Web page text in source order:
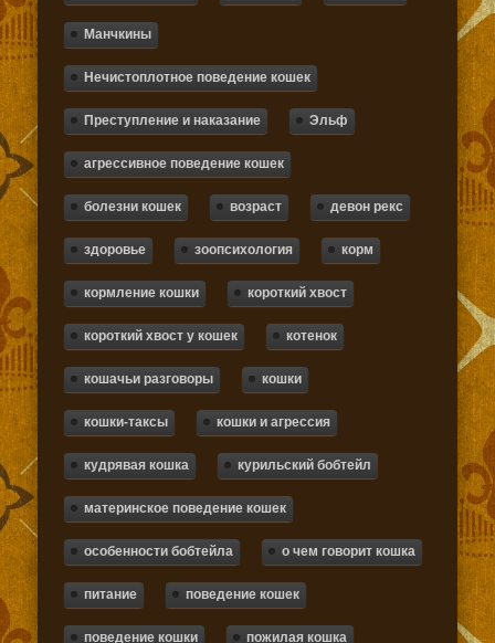
Манчкины
Нечистоплотное поведение кошек
Преступление и наказание Эльф
агрессивное поведение кошек
болезни кошек возраст девон рекс
здоровье зоопсихология корм
кормление кошки короткий хвост
короткий хвост у кошек котенок
кошачьи разговоры кошки
кошки-таксы кошки и агрессия
кудрявая кошка курильский бобтейл
материнское поведение кошек
особенности бобтейла о чем говорит кошка
питание поведение кошек
поведение кошки пожилая кошка